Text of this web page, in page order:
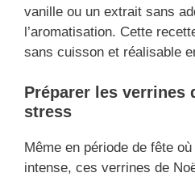
vanille ou un extrait sans
l’aromatisation. Cette
sans cuisson et réalisable
Préparer les verrines
stress
Même en période de fête
intense, ces verrines de